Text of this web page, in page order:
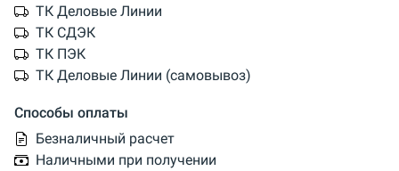
ТК Деловые Линии
ТК СДЭК
ТК ПЭК
ТК Деловые Линии (самовывоз)
Способы оплаты
Безналичный расчет
Наличными при получении